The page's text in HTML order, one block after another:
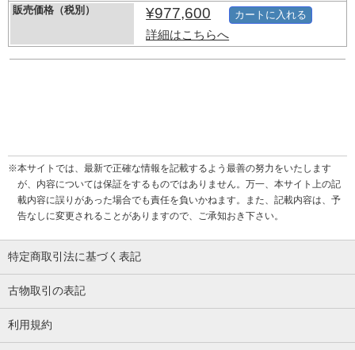
販売価格（税別）
¥977,600
詳細はこちらへ
カートに入れる
※本サイトでは、最新で正確な情報を記載するよう最善の努力をいたします
が、内容については保証をするものではありません。万一、本サイト上の記
載内容に誤りがあった場合でも責任を負いかねます。また、記載内容は、予
告なしに変更されることがありますので、ご承知おき下さい。
特定商取引法に基づく表記
古物取引の表記
利用規約